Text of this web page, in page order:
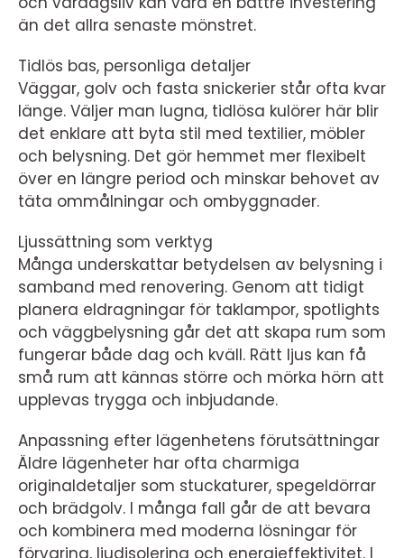
än det allra senaste mönstret.
Tidlös bas, personliga detaljer
Väggar, golv och fasta snickerier står ofta kvar
länge. Väljer man lugna, tidlösa kulörer här blir
det enklare att byta stil med textilier, möbler
och belysning. Det gör hemmet mer flexibelt
över en längre period och minskar behovet av
täta ommålningar och ombyggnader.
Ljussättning som verktyg
Många underskattar betydelsen av belysning i
samband med renovering. Genom att tidigt
planera eldragningar för taklampor, spotlights
och väggbelysning går det att skapa rum som
fungerar både dag och kväll. Rätt ljus kan få
små rum att kännas större och mörka hörn att
upplevas trygga och inbjudande.
Anpassning efter lägenhetens förutsättningar
Äldre lägenheter har ofta charmiga
originaldetaljer som stuckaturer, spegeldörrar
och brädgolv. I många fall går de att bevara
och kombinera med moderna lösningar för
förvaring, ljudisolering och energieffektivitet. I